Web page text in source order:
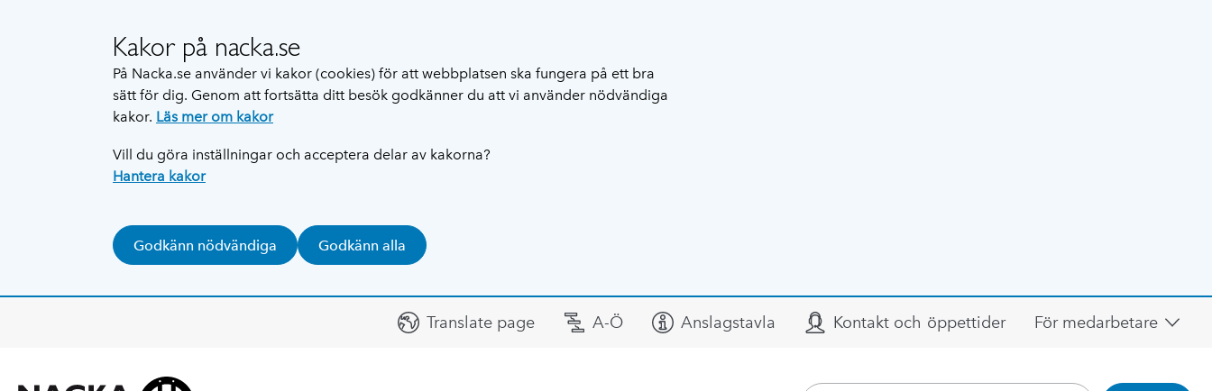
Kakor på nacka.se
På Nacka.se använder vi kakor (cookies) för att webbplatsen ska fungera på ett bra
sätt för dig. Genom att fortsätta ditt besök godkänner du att vi använder nödvändiga
kakor. Läs mer om kakor
Vill du göra inställningar och acceptera delar av kakorna?
Hantera kakor
Godkänn nödvändiga Godkänn alla
Translate page A-Ö Anslagstavla Kontakt och öppettider För medarbetare